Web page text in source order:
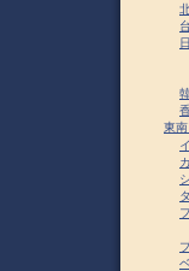
東